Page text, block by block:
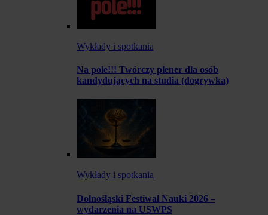
Wykłady i spotkania
Na pole!!! Twórczy plener dla osób
kandydujących na studia (dogrywka)
Wykłady i spotkania
Dolnośląski Festiwal Nauki 2026 –
wydarzenia na USWPS